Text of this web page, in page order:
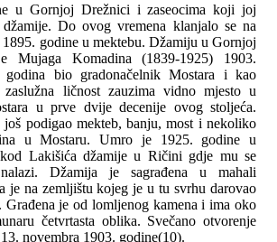
u Gornjoj Drežnici i zaseocima koji joj
Do ovog vremena klanjalo se na
godine u mektebu. Džamiju u Gornjoj
Mujaga Komadina (1839-1925) 1903.
bio gradonačelnik Mostara i kao
ličnost zauzima vidno mjesto u
u prve dvije decenije ovog stoljeća.
podigao mekteb, banju, most i nekoliko
u Mostaru. Umro je 1925. godine u
Lakišića džamije u Ričini gdje mu se
Džamija je sagrađena u mahali
je na zemljištu kojeg je u tu svrhu darovao
je od lomljenog kamena i ima oko
četvrtasta oblika. Svečano otvorenje
novembra 1903. godine(10).